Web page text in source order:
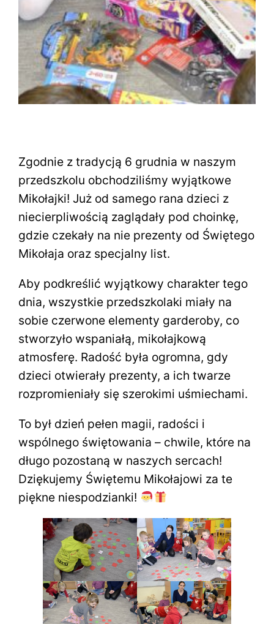
Zgodnie z tradycją 6 grudnia w naszym
przedszkolu obchodziliśmy wyjątkowe
Mikołajki! Już od samego rana dzieci z
niecierpliwością zaglądały pod choinkę,
gdzie czekały na nie prezenty od Świętego
Mikołaja oraz specjalny list.
Aby podkreślić wyjątkowy charakter tego
dnia, wszystkie przedszkolaki miały na
sobie czerwone elementy garderoby, co
stworzyło wspaniałą, mikołajkową
atmosferę. Radość była ogromna, gdy
dzieci otwierały prezenty, a ich twarze
rozpromieniały się szerokimi uśmiechami.
To był dzień pełen magii, radości i
wspólnego świętowania – chwile, które na
długo pozostaną w naszych sercach!
Dziękujemy Świętemu Mikołajowi za te
piękne niespodzianki!